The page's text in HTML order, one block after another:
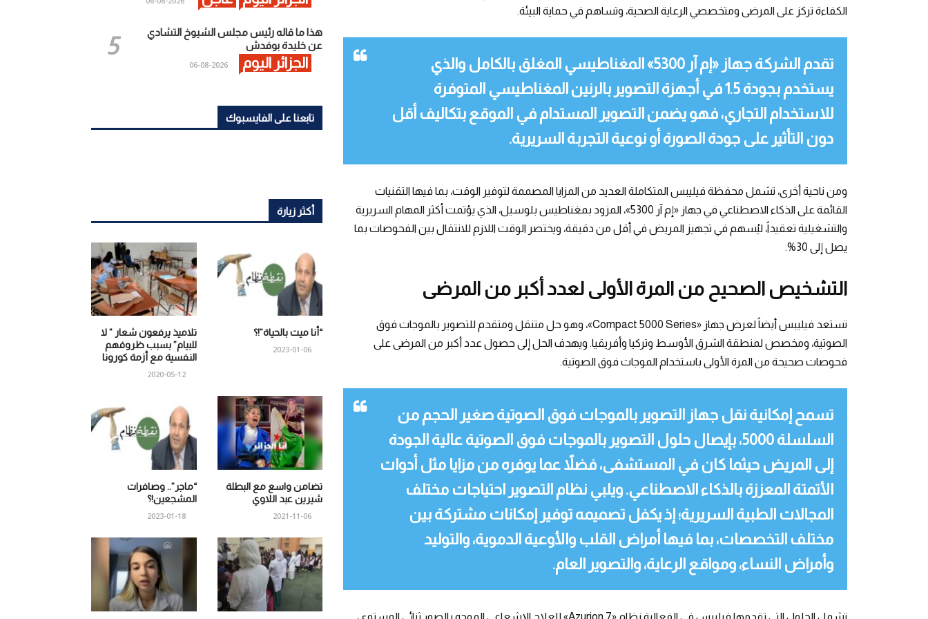
الكفاءة تركز على المرضى ومتخصصي الرعاية الصحية، وتساهم في حماية البيئة.
تقدم الشركة جهاز «إم آر 5300» المغناطيسي المغلق بالكامل والذي
يستخدم بجودة 1.5 في أجهزة التصوير بالرنين المغناطيسي المتوفرة
للاستخدام التجاري، فهو يضمن التصوير المستدام في الموقع بتكاليف أقل
دون التأثير على جودة الصورة أو نوعية التجربة السريرية.
ومن ناحية أخرى، تشمل محفظة فيليبس المتكاملة العديد من المزايا المصممة لتوفير الوقت، بما فيها التقنيات
القائمة على الذكاء الاصطناعي في جهاز «إم آر 5300»، المزود بمغناطيس بلوسيل، الذي يؤتمت أكثر المهام السريرية
والتشغيلية تعقيداً، ليُسهم في تجهيز المريض في أقل من دقيقة، ويختصر الوقت اللازم للانتقال بين الفحوصات بما
يصل إلى 30%.
التشخيص الصحيح من المرة الأولى لعدد أكبر من المرضى
تستعد فيليبس أيضاً لعرض جهاز «Compact 5000 Series»، وهو حل متنقل ومتقدم للتصوير بالموجات فوق
الصوتية، ومخصص لمنطقة الشرق الأوسط وتركيا وأفريقيا. ويهدف الحل إلى حصول عدد أكبر من المرضى على
فحوصات صحيحة من المرة الأولى باستخدام الموجات فوق الصوتية.
تسمح إمكانية نقل جهاز التصوير بالموجات فوق الصوتية صغير الحجم من
السلسلة 5000، بإيصال حلول التصوير بالموجات فوق الصوتية عالية الجودة
إلى المريض حيثما كان في المستشفى، فضلاً عما يوفره من مزايا مثل أدوات
الأتمتة المعززة بالذكاء الاصطناعي. ويلبي نظام التصوير احتياجات مختلف
المجالات الطبية السريرية؛ إذ يكفل تصميمه توفير إمكانات مشتركة بين
مختلف التخصصات، بما فيها أمراض القلب والأوعية الدموية، والتوليد
وأمراض النساء، ومواقع الرعاية، والتصوير العام.
تشمل الحلول التي تقدمها فيليبس في الفعالية نظام «Azurion 7» للعلاج الإشعاعي الموجه بالصور ثنائي المستوى،
هذا ما قاله رئيس مجلس الشيوخ التشادي
عن خليدة بوفدش
الجزائر اليوم 2026-08-06
تابعنا على الفايسبوك
أكثر زيارة
تلاميذ يرفعون شعار ” لا
للبيام” بسبب ظروفهم
النفسية مع أزمة كورونا
2020-05-12
“أنا ميت بالحياة”!؟
2023-01-06
“ماجر”.. وصافرات
المشجعين!؟
2023-01-18
تضامن واسع مع البطلة
شيرين عبد اللاوي
2021-11-06